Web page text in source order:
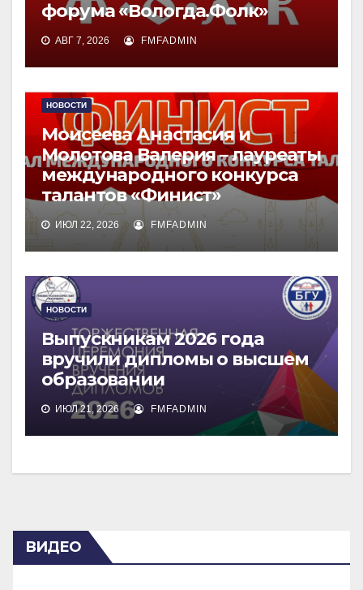
форума «Вологда.Фолк»
АВГ 7, 2026 FMFADMIN
НОВОСТИ
Моисеева Анастасия и
Молотова Валерия – лауреаты
международного конкурса
талантов «Финист»
ИЮЛ 22, 2026 FMFADMIN
НОВОСТИ
Выпускникам 2026 года
вручили дипломы о высшем
образовании
ИЮЛ 21, 2026 FMFADMIN
ВИДЕО